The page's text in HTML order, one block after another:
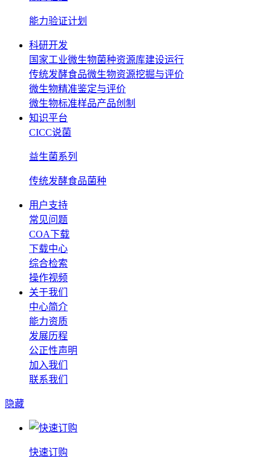
能力验证计划
科研开发
国家工业微生物菌种资源库建设运行
传统发酵食品微生物资源挖掘与评价
微生物精准鉴定与评价
微生物标准样品产品创制
知识平台
CICC说菌
益生菌系列
传统发酵食品菌种
用户支持
常见问题
COA下载
下载中心
综合检索
操作视频
关于我们
中心简介
能力资质
发展历程
公正性声明
加入我们
联系我们
隐藏
快速订购